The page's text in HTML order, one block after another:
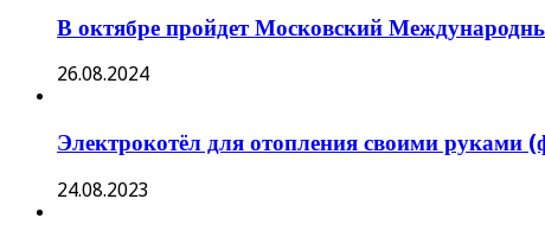
В октябре пройдет Московский
26.08.2024
Электрокотёл для отопления своими руками
24.08.2023